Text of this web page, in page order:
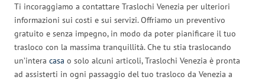
Ti incoraggiamo a contattare Traslochi Venezia per ulteriori
informazioni sui costi e sui servizi. Offriamo un preventivo
gratuito e senza impegno, in modo da poter pianificare il tuo
trasloco con la massima tranquillità. Che tu stia traslocando
un’intera casa o solo alcuni articoli, Traslochi Venezia è pronta
ad assisterti in ogni passaggio del tuo trasloco da Venezia a